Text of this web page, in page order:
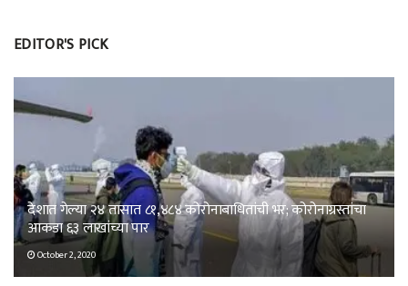
EDITOR'S PICK
देशात गेल्या २४ तासात ८१,४८४ कोरोनाबाधितांची भर; कोरोनाग्रस्तांचा
आकडा ६३ लाखांच्या पार
October 2, 2020